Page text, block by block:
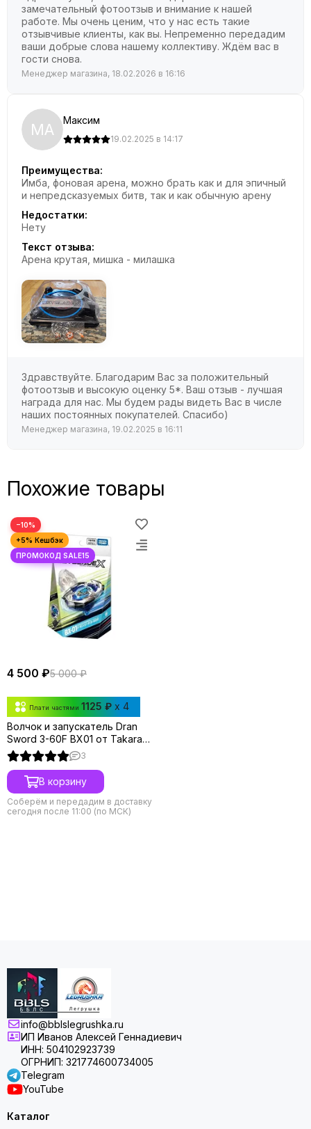
замечательный фотоотзыв и внимание к нашей
работе. Мы очень ценим, что у нас есть такие
отзывчивые клиенты, как вы. Непременно передадим
ваши добрые слова нашему коллективу. Ждём вас в
гости снова.
Менеджер магазина, 18.02.2026 в 16:16
МА Максим
19.02.2025 в 14:17
Преимущества:
Имба, фоновая арена, можно брать как и для эпичный
и непредсказуемых битв, так и как обычную арену
Недостатки:
Нету
Текст отзыва:
Арена крутая, мишка - милашка
Здравствуйте. Благодарим Вас за положительный
фотоотзыв и высокую оценку 5*. Ваш отзыв - лучшая
награда для нас. Мы будем рады видеть Вас в числе
наших постоянных покупателей. Спасибо)
Менеджер магазина, 19.02.2025 в 16:11
Похожие товары
−10%
4 500 ₽5 000 ₽
Плати частями 1125 ₽ x 4
Волчок и запускатель Dran
Sword 3-60F BX01 от Takara
Tomy
3
В корзину
Соберём и передадим в доставку
сегодня после 11:00 (по МСК)
info@bblslegrushka.ru
ИП Иванов Алексей Геннадиевич
ИНН: 504102923739
ОГРНИП: 321774600734005
Telegram
YouTube
Каталог